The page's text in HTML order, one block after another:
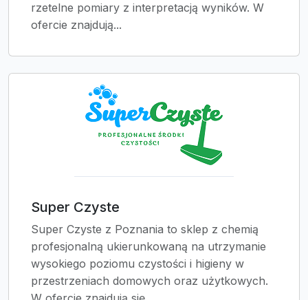
rzetelne pomiary z interpretacją wyników. W
ofercie znajdują...
Super Czyste
Super Czyste z Poznania to sklep z chemią
profesjonalną ukierunkowaną na utrzymanie
wysokiego poziomu czystości i higieny w
przestrzeniach domowych oraz użytkowych.